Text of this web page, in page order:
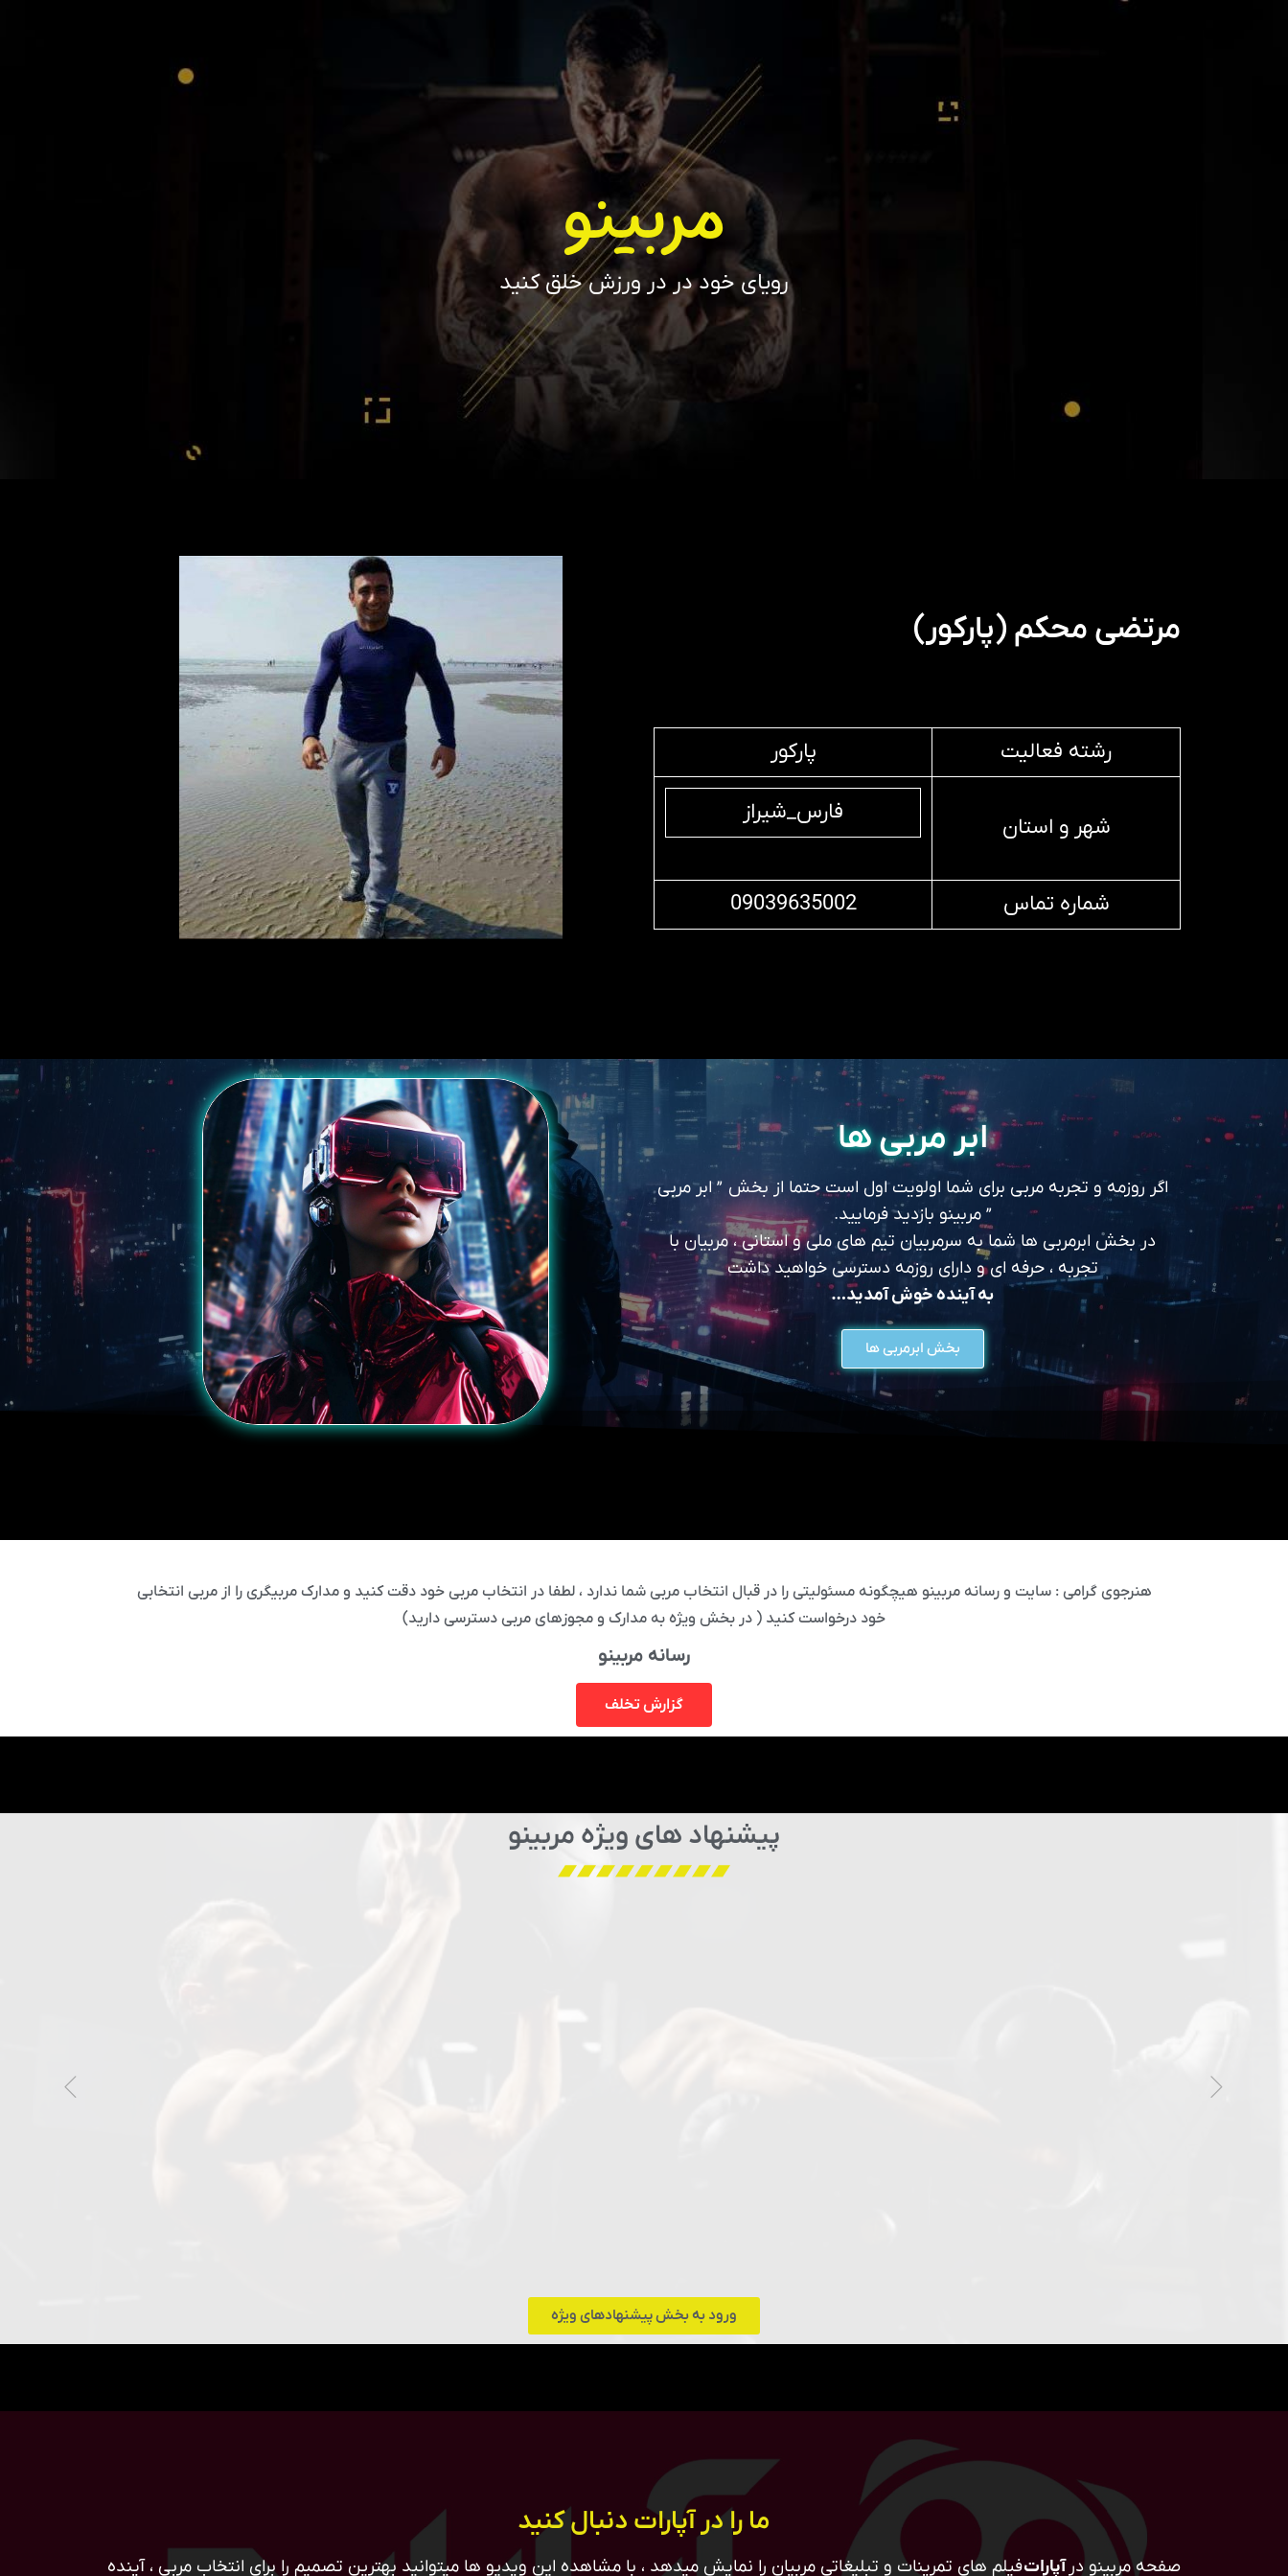
مربینو
رویای خود در در ورزش خلق کنید
مرتضی محکم (پارکور)
رشته فعالیت پارکور
شهر و استان
فارس_شیراز
شماره تماس 09039635002
ابر مربی ها
اگر روزمه و تجربه مربی برای شما اولویت اول است حتما از بخش ” ابر مربی
” مربینو بازدید فرمایید.
در بخش ابرمربی ها شما به سرمربیان تیم های ملی و استانی ، مربیان با
تجربه ، حرفه ای و دارای روزمه دسترسی خواهید داشت
به آینده خوش آمدید…
بخش ابرمربی ها
هنرجوی گرامی : سایت و رسانه مربینو هیچگونه مسئولیتی را در قبال انتخاب مربی شما ندارد ، لطفا در انتخاب مربی خود دقت کنید و مدارک مربیگری را از مربی انتخابی
خود درخواست کنید ( در بخش ویژه به مدارک و مجوزهای مربی دسترسی دارید)
رسانه مربینو
گزارش تخلف
پیشنهاد های ویژه مربینو
ورود به بخش پیشنهادهای ویژه
ما را در آپارات دنبال کنید
صفحه مربینو در آپاراتفیلم های تمرینات و تبلیغاتی مربیان را نمایش میدهد ، با مشاهده این ویدیو ها میتوانید بهترین تصمیم را برای انتخاب مربی ، آینده